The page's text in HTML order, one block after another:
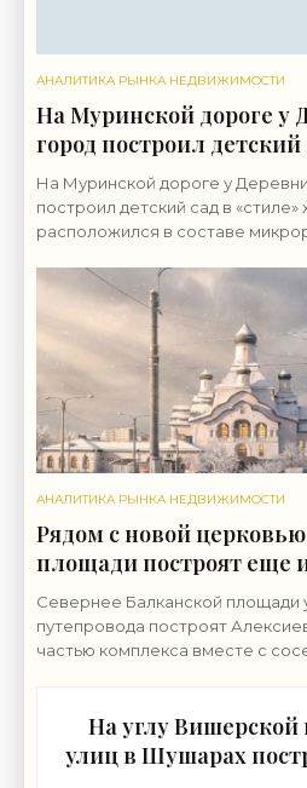
АНАЛИТИКА РЫНКА НЕДВИЖИМОСТИ
На Муринской дороге у
город построил
новости строительства»
На Муринской дороге у
построил детский сад в «стиле»
расположился в составе
«Ручьи»
АНАЛИТИКА РЫНКА НЕДВИЖИМОСТИ
Рядом с новой
площади построят еще
новости строительства»
Севернее Балканской площади
путепровода построят
частью комплекса вместе с
На углу Вишерской
улиц в Шушарах